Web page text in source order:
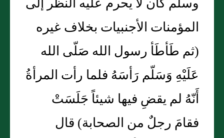
المؤمنات الأجنبيات بخلاف غيره
(ثم طَأطَأ رسول الله صَلّى الله
عَلَيْهِ وَسَلّم رَأسَهُ فلما رأت المرأةُ
أَنّهُ لم يقضِ فيها شيئاً جَلَسَتْ
فقامَ رجلٌ من الصحابة) قال